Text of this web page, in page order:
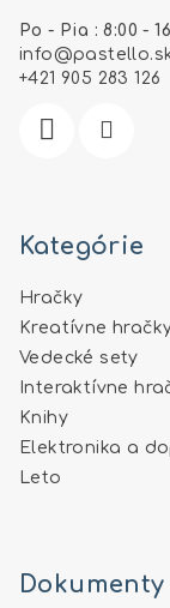
Po - Pia : 8:00 -
info @
+421 905 283 126
Kategórie
Hračky
Kreatívne
Vedecké sety
Interaktívne
Knihy
Elektronika a
Leto
Dokumenty